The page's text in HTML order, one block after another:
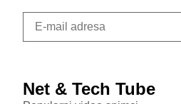
Net & Tech Tube